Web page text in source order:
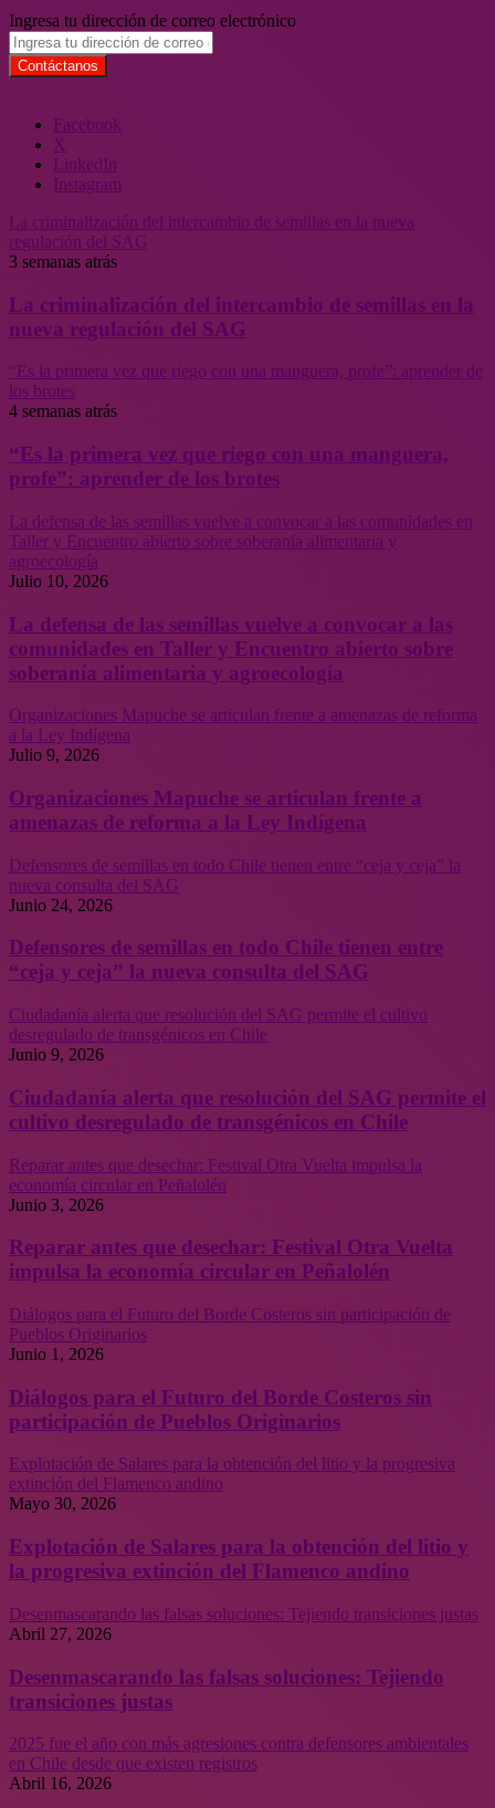
Ingresa tu dirección de correo electrónico
Facebook
X
LinkedIn
Instagram
La criminalización del intercambio de semillas en la nueva
regulación del SAG
3 semanas atrás
La criminalización del intercambio de semillas en la
nueva regulación del SAG
“Es la primera vez que riego con una manguera, profe”: aprender de
los brotes
4 semanas atrás
“Es la primera vez que riego con una manguera,
profe”: aprender de los brotes
La defensa de las semillas vuelve a convocar a las comunidades en
Taller y Encuentro abierto sobre soberanía alimentaria y
agroecología
Julio 10, 2026
La defensa de las semillas vuelve a convocar a las
comunidades en Taller y Encuentro abierto sobre
soberanía alimentaria y agroecología
Organizaciones Mapuche se articulan frente a amenazas de reforma
a la Ley Indígena
Julio 9, 2026
Organizaciones Mapuche se articulan frente a
amenazas de reforma a la Ley Indígena
Defensores de semillas en todo Chile tienen entre “ceja y ceja” la
nueva consulta del SAG
Junio 24, 2026
Defensores de semillas en todo Chile tienen entre
“ceja y ceja” la nueva consulta del SAG
Ciudadanía alerta que resolución del SAG permite el cultivo
desregulado de transgénicos en Chile
Junio 9, 2026
Ciudadanía alerta que resolución del SAG permite el
cultivo desregulado de transgénicos en Chile
Reparar antes que desechar: Festival Otra Vuelta impulsa la
economía circular en Peñalolén
Junio 3, 2026
Reparar antes que desechar: Festival Otra Vuelta
impulsa la economía circular en Peñalolén
Diálogos para el Futuro del Borde Costeros sin participación de
Pueblos Originarios
Junio 1, 2026
Diálogos para el Futuro del Borde Costeros sin
participación de Pueblos Originarios
Explotación de Salares para la obtención del litio y la progresiva
extinción del Flamenco andino
Mayo 30, 2026
Explotación de Salares para la obtención del litio y
la progresiva extinción del Flamenco andino
Desenmascarando las falsas soluciones: Tejiendo transiciones justas
Abril 27, 2026
Desenmascarando las falsas soluciones: Tejiendo
transiciones justas
2025 fue el año con más agresiones contra defensores ambientales
en Chile desde que existen registros
Abril 16, 2026